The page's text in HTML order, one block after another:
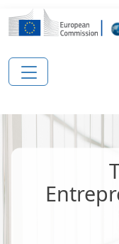
Παράκαμψη προς το